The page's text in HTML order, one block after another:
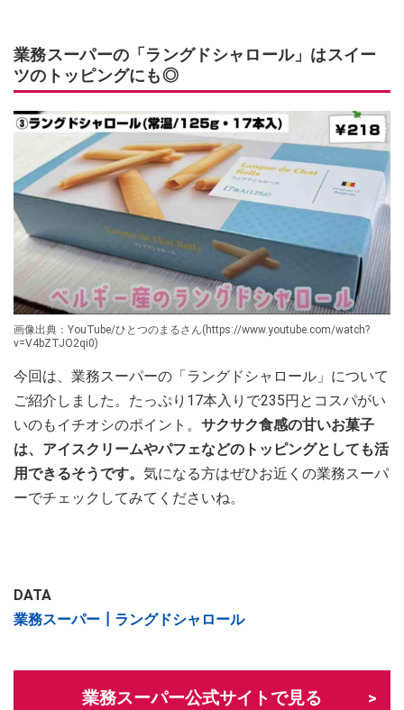
業務スーパーの「ラングドシャロール」はスイー
ツのトッピングにも◎
画像出典：YouTube/ひとつのまるさん(https://www.youtube.com/watch?
v=V4bZTJO2qi0)
今回は、業務スーパーの「ラングドシャロール」について
ご紹介しました。たっぷり17本入りで235円とコスパがい
いのもイチオシのポイント。 サクサク食感の甘いお菓子
は、アイスクリームやパフェなどのトッピングとしても活
用できるそうです。 気になる方はぜひお近くの業務スーパ
ーでチェックしてみてくださいね。
DATA
業務スーパー┃ラングドシャロール
業務スーパー公式サイトで見る